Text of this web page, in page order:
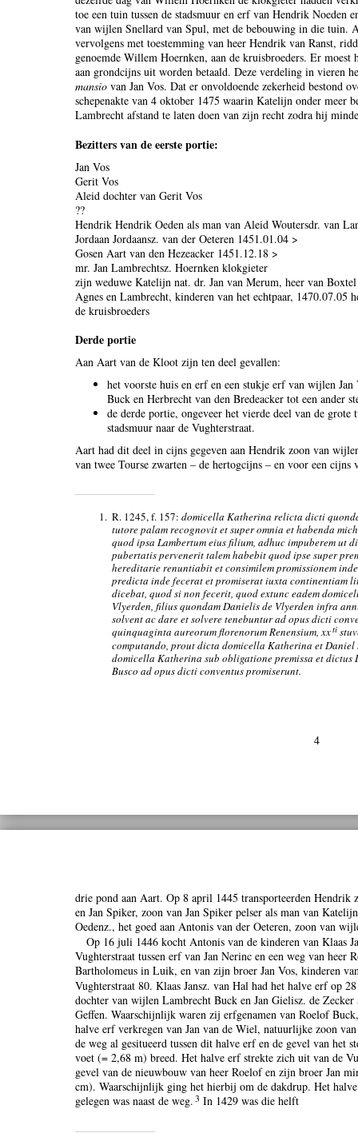
toe een tuin tussen de stadsmuur en erf van Hendrik Noeden
van wijlen Snellard van Spul, met de bebouwing in die tuin.
vervolgens met toestemming van heer Hendrik van Ranst,
genoemde Willem Hoernken, aan de kruisbroeders. Er moest
aan grondcijns uit worden betaald. Deze verdeling in vieren
mansio van Jan Vos. Dat er onvoldoende zekerheid bestond
schepenakte van 4 oktober 1475 waarin Katelijn onder meer
Lambrecht afstand te laten doen van zijn recht zodra hij
Bezitters van de eerste portie:
Jan Vos
Gerit Vos
Aleid dochter van Gerit Vos
??
Hendrik Hendrik Oeden als man van Aleid Woutersdr. van
Jordaan Jordaansz. van der Oeteren 1451.01.04 >
Gosen Aart van den Hezeacker 1451.12.18 >
mr. Jan Lambrechtsz. Hoernken klokgieter
zijn weduwe Katelijn nat. dr. Jan van Merum, heer van
Agnes en Lambrecht, kinderen van het echtpaar, 1470.07.05
de kruisbroeders
Derde portie
Aan Aart van de Kloot zijn ten deel gevallen:
het voorste huis en erf en een stukje erf van wijlen
Buck en Herbrecht van den Bredeacker tot een ander
de derde portie, ongeveer het vierde deel van de grote
stadsmuur naar de Vughterstraat.
Aart had dit deel in cijns gegeven aan Hendrik zoon van
van twee Tourse zwarten – de hertogcijns – en voor een cijns
1. R. 1245, f. 157:domicella Katherina relicta dicti
tutore palam recognovit et super omnia et habenda
quod ipsa Lambertum eius filium, adhuc impuberem ut
pubertatis pervenerit talem habebit quod ipse super
hereditarie renuntiabit et consimilem promissionem
predicta inde fecerat et promiserat iuxta continentiam
dicebat, quod si non fecerit, quod extunc eadem
Vlyerden, filius quondam Danielis de Vlyerden infra
solvent ac dare et solvere tenebuntur ad opus dicti
quinquaginta aureorum florenorum Renensium, xxti
computando, prout dicta domicella Katherina et Daniel
domicella Katherina sub obligatione premissa et dictus
Busco ad opus dicti conventus promiserunt.
4
drie pond aan Aart. Op 8 april 1445 transporteerden
en Jan Spiker, zoon van Jan Spiker pelser als man van
Oedenz., het goed aan Antonis van der Oeteren, zoon van
Op 16 juli 1446 kocht Antonis van de kinderen van Klaas
Vughterstraat tussen erf van Jan Nerinc en een weg van heer
Bartholomeus in Luik, en van zijn broer Jan Vos, kinderen
Vughterstraat 80. Klaas Jansz. van Hal had het halve erf op
dochter van wijlen Lambrecht Buck en Jan Gielisz. de
Geffen. Waarschijnlijk waren zij erfgenamen van Roelof
halve erf verkregen van Jan van de Wiel, natuurlijke zoon
de weg al gesitueerd tussen dit halve erf en de gevel van het
voet (= 2,68 m) breed. Het halve erf strekte zich uit van de
gevel van de nieuwbouw van heer Roelof en zijn broer Jan
cm). Waarschijnlijk ging het hierbij om de dakdrup. Het
gelegen was naast de weg. 3 In 1429 was die helft